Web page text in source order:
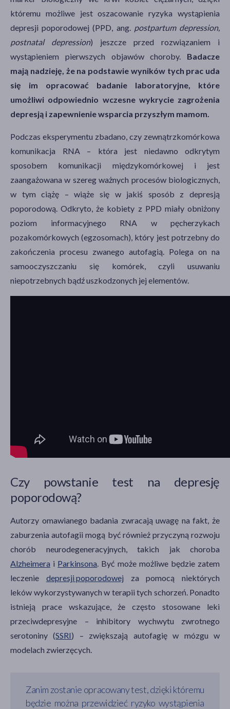
któremu możliwe jest oszacowanie ryzyka wystąpienia
depresji poporodowej (PPD, ang. postpartum depression,
postnatal depression) jeszcze przed rozwiązaniem i
wystąpieniem pierwszych objawów choroby. Badacze
mają nadzieję, że na podstawie wyników tych prac uda
się im opracować badanie laboratoryjne, które
umożliwi odpowiednio wczesne wykrycie zagrożenia
depresją i zapewnienie wsparcia przyszłym mamom.
Podczas eksperymentu zbadano, czy zewnątrzkomórkowa
komunikacja RNA – która jest niedawno odkrytym
sposobem komunikacji międzykomórkowej i jest
zaangażowana w szereg ważnych procesów biologicznych,
w tym ciążę – wiąże się w jakiś sposób z depresją
poporodową. Odkryto, że kobiety z PPD miały obniżony
poziom informacyjnego RNA w pęcherzykach
pozakomórkowych (egzosomach), który jest potrzebny do
zakończenia procesu zwanego autofagią. Polega on na
samooczyszczaniu się komórek, czyli usuwaniu
niepotrzebnych bądź uszkodzonych jej elementów.
Czy powstanie test na depresję
poporodową?
Autorzy omawianego badania zwracają uwagę na fakt, że
zaburzenia autofagii mogą być również przyczyną rozwoju
chorób neurodegeneracyjnych, takich jak choroba
Alzheimera i Parkinsona . Być może możliwe będzie zatem
leczenie depresji poporodowej za pomocą niektórych
leków wykorzystywanych w terapii tych schorzeń. Ponadto
istnieją prace wskazujące, że często stosowane leki
przeciwdepresyjne – inhibitory wychwytu zwrotnego
serotoniny (SSRI) – zwiększają autofagię w mózgu w
modelach zwierzęcych.
Zanim zostanie opracowany test, dzięki któremu
będzie można przewidzieć ryzyko wystąpienia